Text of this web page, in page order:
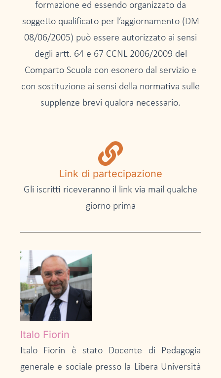
formazione ed essendo organizzato da
soggetto qualificato per l’aggiornamento (DM
08/06/2005) può essere autorizzato ai sensi
degli artt. 64 e 67 CCNL 2006/2009 del
Comparto Scuola con esonero dal servizio e
con sostituzione ai sensi della normativa sulle
supplenze brevi qualora necessario.
Link di partecipazione
Gli iscritti riceveranno il link via mail qualche
giorno prima
Italo Fiorin
Italo Fiorin è stato Docente di Pedagogia
generale e sociale presso la Libera Università